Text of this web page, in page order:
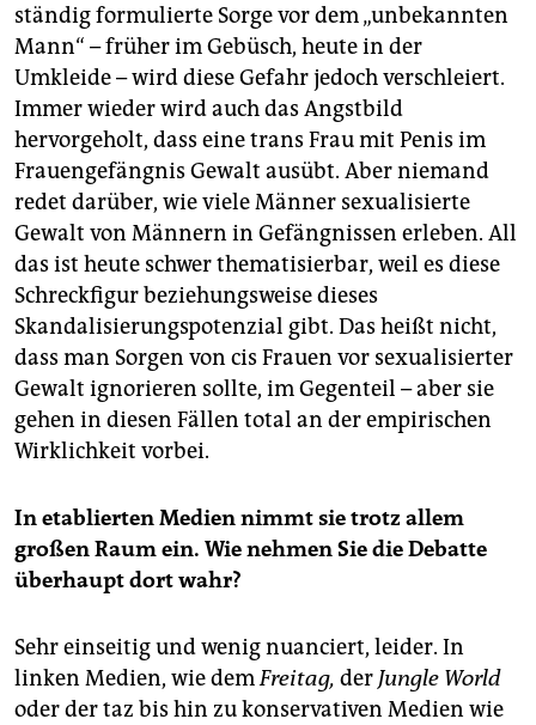
ständig formulierte Sorge vor dem „unbekannten
Mann“ – früher im Gebüsch, heute in der
Umkleide – wird diese Gefahr jedoch verschleiert.
Immer wieder wird auch das Angstbild
hervorgeholt, dass eine trans Frau mit Penis im
Frauengefängnis Gewalt ausübt. Aber niemand
redet darüber, wie viele Männer sexualisierte
Gewalt von Männern in Gefängnissen erleben. All
das ist heute schwer thematisierbar, weil es diese
Schreckfigur beziehungsweise dieses
Skandalisierungspotenzial gibt. Das heißt nicht,
dass man Sorgen von cis Frauen vor sexualisierter
Gewalt ignorieren sollte, im Gegenteil – aber sie
gehen in diesen Fällen total an der empirischen
Wirklichkeit vorbei.
In etablierten Medien nimmt sie trotz allem
großen Raum ein. Wie nehmen Sie die Debatte
überhaupt dort wahr?
Sehr einseitig und wenig nuanciert, leider. In
linken Medien, wie demFreitag, der Jungle World
oder der taz bis hin zu konservativen Medien wie